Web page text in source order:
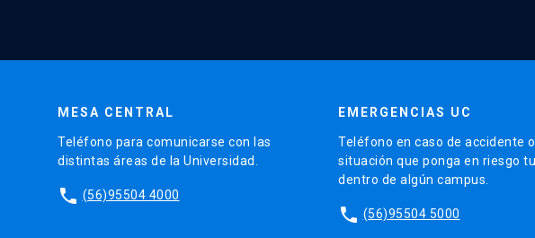
MESA CENTRAL
Teléfono para comunicarse con las
distintas áreas de la Universidad.
phone (56)95504 4000
EMERGENCIAS UC
Teléfono en caso de accidente o
situación que ponga en riesgo
dentro de algún campus.
phone (56)95504 5000